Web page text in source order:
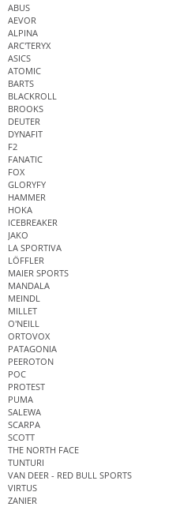
ABUS
AEVOR
ALPINA
ARC'TERYX
ASICS
ATOMIC
BARTS
BLACKROLL
BROOKS
DEUTER
DYNAFIT
F2
FANATIC
FOX
GLORYFY
HAMMER
HOKA
ICEBREAKER
JAKO
LA SPORTIVA
LÖFFLER
MAIER SPORTS
MANDALA
MEINDL
MILLET
O'NEILL
ORTOVOX
PATAGONIA
PEEROTON
POC
PROTEST
PUMA
SALEWA
SCARPA
SCOTT
THE NORTH FACE
TUNTURI
VAN DEER - RED BULL SPORTS
VIRTUS
ZANIER